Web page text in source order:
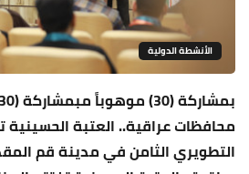
الأنشطة الدولية
محافظات عراقية.. العتبة الحسينية